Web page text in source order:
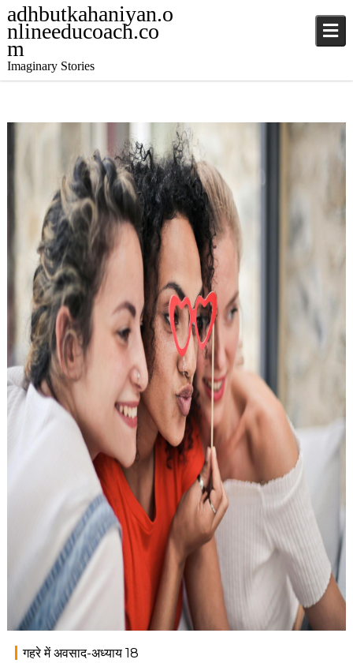
adhbutkahaniyan.o
nlineeducoach.co
m
Imaginary Stories
December 10, 2024
, Stories
गहरे में अवसाद-अध्याय 18